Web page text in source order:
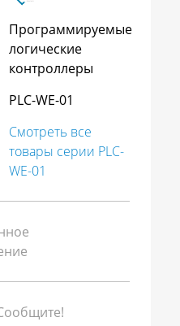
Программируемые
логические
контроллеры
PLC-WE-01
Смотреть все
товары серии PLC-
WE-01